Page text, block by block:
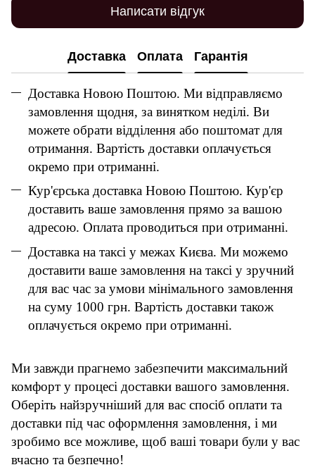
Написати відгук
Доставка Оплата Гарантія
Доставка Новою Поштою. Ми відправляємо
замовлення щодня, за винятком неділі. Ви
можете обрати відділення або поштомат для
отримання. Вартість доставки оплачується
окремо при отриманні.
Кур'єрська доставка Новою Поштою. Кур'єр
доставить ваше замовлення прямо за вашою
адресою. Оплата проводиться при отриманні.
Доставка на таксі у межах Києва. Ми можемо
доставити ваше замовлення на таксі у зручний
для вас час за умови мінімального замовлення
на суму 1000 грн. Вартість доставки також
оплачується окремо при отриманні.
Ми завжди прагнемо забезпечити максимальний
комфорт у процесі доставки вашого замовлення.
Оберіть найзручніший для вас спосіб оплати та
доставки під час оформлення замовлення, і ми
зробимо все можливе, щоб ваші товари були у вас
вчасно та безпечно!